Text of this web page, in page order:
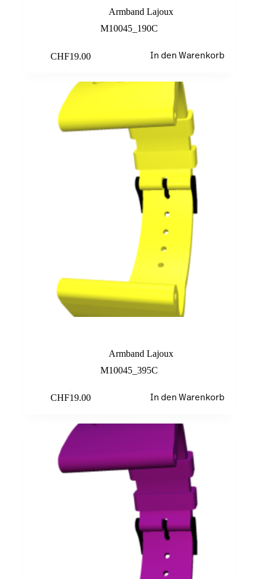
Armband Lajoux
M10045_190C
CHF19.00 In den Warenkorb
Armband Lajoux
M10045_395C
CHF19.00 In den Warenkorb